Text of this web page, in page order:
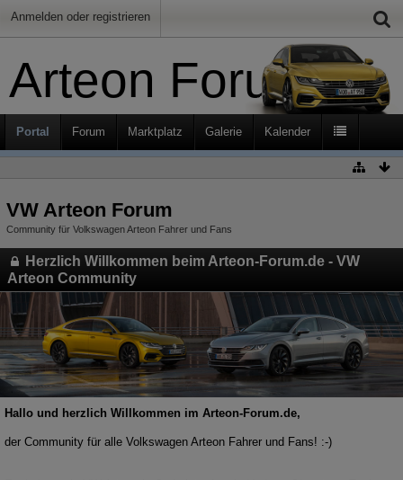
Anmelden oder registrieren
Arteon Forum
Portal Forum Marktplatz Galerie Kalender
VW Arteon Forum
Community für Volkswagen Arteon Fahrer und Fans
Herzlich Willkommen beim Arteon-Forum.de - VW
Arteon Community
Hallo und herzlich Willkommen im Arteon-Forum.de,
der Community für alle Volkswagen Arteon Fahrer und Fans! :-)